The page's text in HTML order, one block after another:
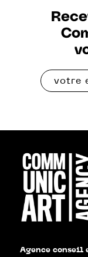
Agence conseil